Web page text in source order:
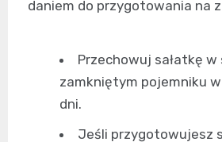
daniem do przygotowania na
Przechowuj sałatkę w
zamkniętym pojemniku
dni.
Jeśli przygotowujesz